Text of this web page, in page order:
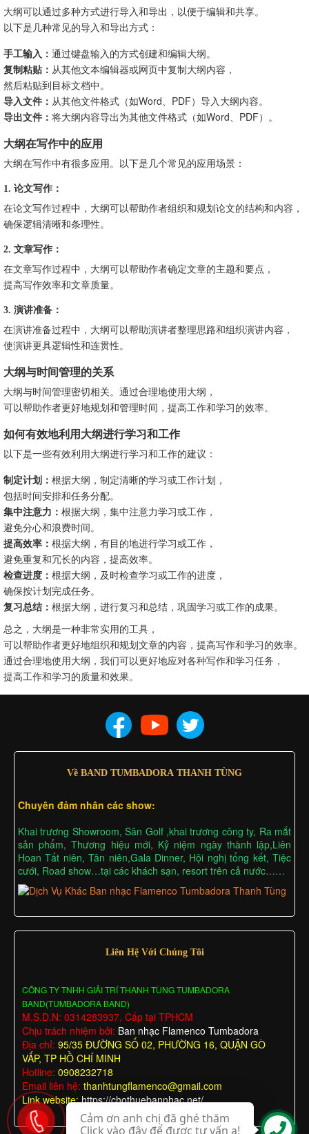
大纲可以通过多种方式进行导入和导出，以便于编辑和共享。
以下是几种常见的导入和导出方式：
手工输入： 通过键盘输入的方式创建和编辑大纲。
复制粘贴： 从其他文本编辑器或网页中复制大纲内容，
然后粘贴到目标文档中。
导入文件： 从其他文件格式（如Word、PDF）导入大纲内容。
导出文件： 将大纲内容导出为其他文件格式（如Word、PDF）。
大纲在写作中的应用
大纲在写作中有很多应用。以下是几个常见的应用场景：
1. 论文写作：
在论文写作过程中，大纲可以帮助作者组织和规划论文的结构和内容，
确保逻辑清晰和条理性。
2. 文章写作：
在文章写作过程中，大纲可以帮助作者确定文章的主题和要点，
提高写作效率和文章质量。
3. 演讲准备：
在演讲准备过程中，大纲可以帮助演讲者整理思路和组织演讲内容，
使演讲更具逻辑性和连贯性。
大纲与时间管理的关系
大纲与时间管理密切相关。通过合理地使用大纲，
可以帮助作者更好地规划和管理时间，提高工作和学习的效率。
如何有效地利用大纲进行学习和工作
以下是一些有效利用大纲进行学习和工作的建议：
制定计划： 根据大纲，制定清晰的学习或工作计划，
包括时间安排和任务分配。
集中注意力： 根据大纲，集中注意力学习或工作，
避免分心和浪费时间。
提高效率： 根据大纲，有目的地进行学习或工作，
避免重复和冗长的内容，提高效率。
检查进度： 根据大纲，及时检查学习或工作的进度，
确保按计划完成任务。
复习总结： 根据大纲，进行复习和总结，巩固学习或工作的成果。
总之，大纲是一种非常实用的工具，
可以帮助作者更好地组织和规划文章的内容，提高写作和学习的效率。
通过合理地使用大纲，我们可以更好地应对各种写作和学习任务，
提高工作和学习的质量和效果。
Về BAND TUMBADORA THANH TÙNG
Chuyên đảm nhân các show:
Khai trương Showroom, Sân Golf ,khai trương công ty, Ra mắt
sản phẩm, Thương hiệu mới, Kỷ niệm ngày thành lập,Liên
Hoan Tất niên, Tân niên,Gala Dinner, Hội nghị tổng kết, Tiệc
cưới, Road show…tại các khách sạn, resort trên cả nước……
Liên Hệ Với Chúng Tôi
CÔNG TY TNHH GIẢI TRÍ THANH TÙNG TUMBADORA
BAND(TUMBADORA BAND)
M.S.D.N: 0314283937, Cấp tại TPHCM
Chịu trách nhiệm bởi: Ban nhạc Flamenco Tumbadora
Địa chỉ: 95/35 ĐƯỜNG SỐ 02, PHƯỜNG 16, QUẬN GÒ
VẤP, TP HỒ CHÍ MINH
Hotline: 0908232718
Email liên hệ: thanhtungflamenco@gmail.com
Link website:https://chothuebannhac.net/
Cảm ơn anh chị đã ghé thăm
Click vào đây để được tư vấn ạ!